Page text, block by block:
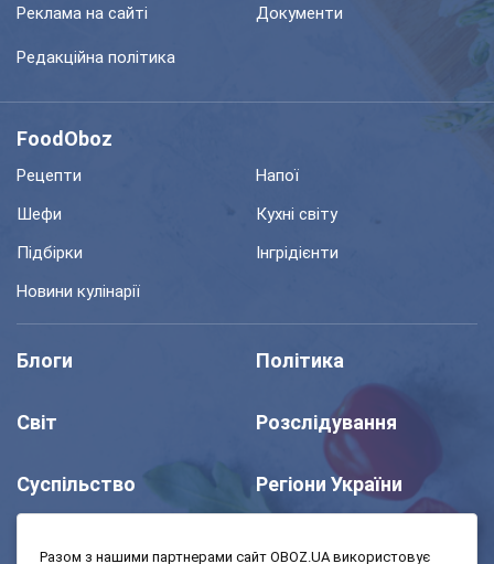
Реклама на сайті Документи
Редакційна політика
FoodOboz
Рецепти
Напої
Шефи
Кухні світу
Підбірки
Інгрідієнти
Новини кулінарії
Блоги Політика
Світ Розслідування
Суспільство Регіони України
Шоу Спорт
Разом з нашими партнерами сайт OBOZ.UA використовує